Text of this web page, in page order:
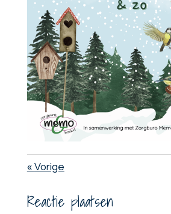
« Vorige
Reactie plaatsen